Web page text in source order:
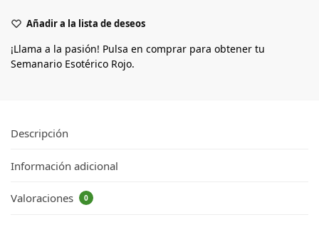
Añadir a la lista de deseos
¡Llama a la pasión! Pulsa en comprar para obtener tu
Semanario Esotérico Rojo.
Descripción
Información adicional
Valoraciones 0